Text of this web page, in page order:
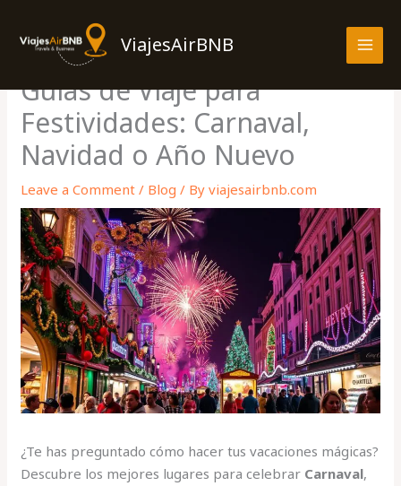
content
ViajesAirBNB
Guías de Viaje para
Festividades: Carnaval,
Navidad o Año Nuevo
Leave a Comment / Blog / Byviajesairbnb.com
¿Te has preguntado cómo hacer tus vacaciones mágicas?
Descubre los mejores lugares para celebrar Carnaval,